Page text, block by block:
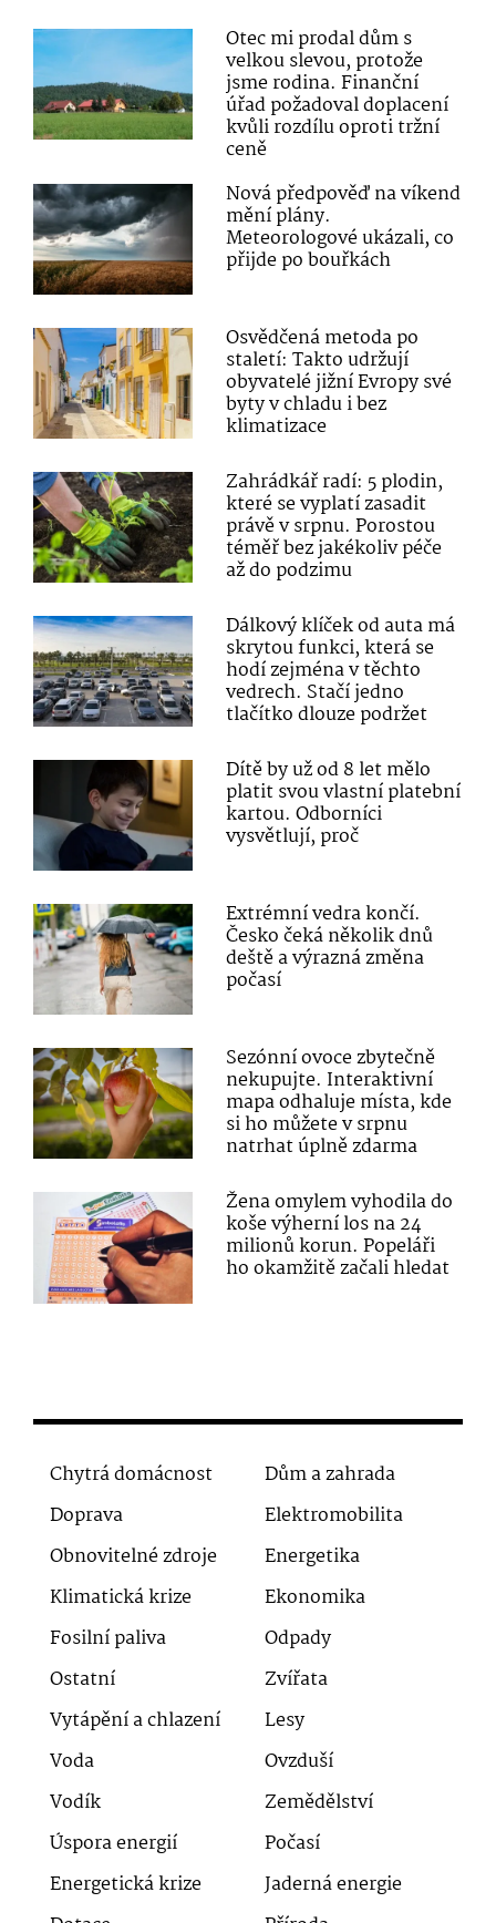
Otec mi prodal dům s
velkou slevou, protože
jsme rodina. Finanční
úřad požadoval doplacení
kvůli rozdílu oproti tržní
ceně
Nová předpověď na víkend
mění plány.
Meteorologové ukázali, co
přijde po bouřkách
Osvědčená metoda po
staletí: Takto udržují
obyvatelé jižní Evropy své
byty v chladu i bez
klimatizace
Zahrádkář radí: 5 plodin,
které se vyplatí zasadit
právě v srpnu. Porostou
téměř bez jakékoliv péče
až do podzimu
Dálkový klíček od auta má
skrytou funkci, která se
hodí zejména v těchto
vedrech. Stačí jedno
tlačítko dlouze podržet
Dítě by už od 8 let mělo
platit svou vlastní platební
kartou. Odborníci
vysvětlují, proč
Extrémní vedra končí.
Česko čeká několik dnů
deště a výrazná změna
počasí
Sezónní ovoce zbytečně
nekupujte. Interaktivní
mapa odhaluje místa, kde
si ho můžete v srpnu
natrhat úplně zdarma
Žena omylem vyhodila do
koše výherní los na 24
milionů korun. Popeláři
ho okamžitě začali hledat
Chytrá domácnost
Dům a zahrada
Doprava
Elektromobilita
Obnovitelné zdroje
Energetika
Klimatická krize
Ekonomika
Fosilní paliva
Odpady
Ostatní
Zvířata
Vytápění a chlazení
Lesy
Voda
Ovzduší
Vodík
Zemědělství
Úspora energií
Počasí
Energetická krize
Jaderná energie